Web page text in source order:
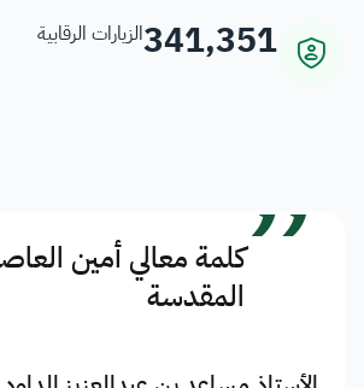
341,351الزيارات الرقابية
”كلمة معالي أمين
المقدسة